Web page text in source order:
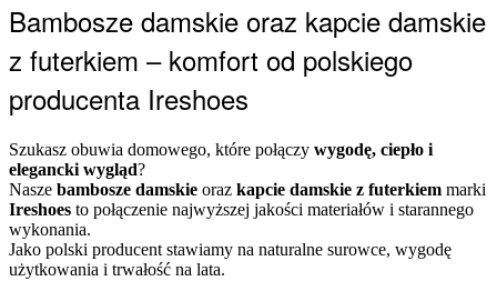
Bambosze damskie oraz kapcie damskie
z futerkiem – komfort od polskiego
producenta Ireshoes
Szukasz obuwia domowego, które połączy wygodę, ciepło i
elegancki wygląd?
Nasze bambosze damskie oraz kapcie damskie z futerkiem marki
Ireshoes to połączenie najwyższej jakości materiałów i starannego
wykonania.
Jako polski producent stawiamy na naturalne surowce, wygodę
użytkowania i trwałość na lata.